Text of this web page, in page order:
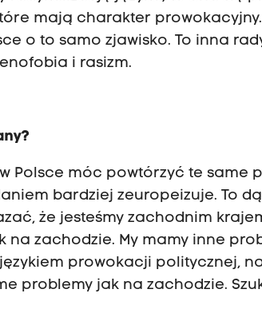
mają charakter prowokacyjny.
o to samo zjawisko. To inna
i rasizm.
Polsce móc powtórzyć te same
bardziej zeuropeizuje. To
że jesteśmy zachodnim
zachodzie. My mamy inne
prowokacji politycznej,
problemy jak na zachodzie.